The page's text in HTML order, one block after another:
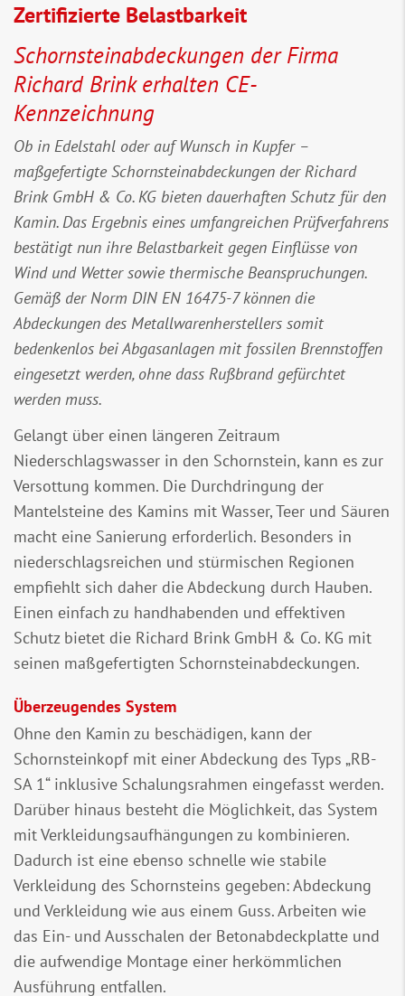
Zertifizierte Belastbarkeit
Schornsteinabdeckungen der Firma
Richard Brink erhalten CE-
Kennzeichnung
Ob in Edelstahl oder auf Wunsch in Kupfer –
maßgefertigte Schornsteinabdeckungen der Richard
Brink GmbH & Co. KG bieten dauerhaften Schutz für den
Kamin. Das Ergebnis eines umfangreichen Prüfverfahrens
bestätigt nun ihre Belastbarkeit gegen Einflüsse von
Wind und Wetter sowie thermische Beanspruchungen.
Gemäß der Norm DIN EN 16475-7 können die
Abdeckungen des Metallwarenherstellers somit
bedenkenlos bei Abgasanlagen mit fossilen Brennstoffen
eingesetzt werden, ohne dass Rußbrand gefürchtet
werden muss.
Gelangt über einen längeren Zeitraum
Niederschlagswasser in den Schornstein, kann es zur
Versottung kommen. Die Durchdringung der
Mantelsteine des Kamins mit Wasser, Teer und Säuren
macht eine Sanierung erforderlich. Besonders in
niederschlagsreichen und stürmischen Regionen
empfiehlt sich daher die Abdeckung durch Hauben.
Einen einfach zu handhabenden und effektiven
Schutz bietet die Richard Brink GmbH & Co. KG mit
seinen maßgefertigten Schornsteinabdeckungen.
Überzeugendes System
Ohne den Kamin zu beschädigen, kann der
Schornsteinkopf mit einer Abdeckung des Typs „RB-
SA 1“ inklusive Schalungsrahmen eingefasst werden.
Darüber hinaus besteht die Möglichkeit, das System
mit Verkleidungsaufhängungen zu kombinieren.
Dadurch ist eine ebenso schnelle wie stabile
Verkleidung des Schornsteins gegeben: Abdeckung
und Verkleidung wie aus einem Guss. Arbeiten wie
das Ein- und Ausschalen der Betonabdeckplatte und
die aufwendige Montage einer herkömmlichen
Ausführung entfallen.